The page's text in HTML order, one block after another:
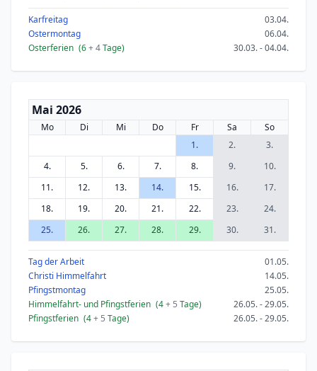
Karfreitag
03.04.
Ostermontag
06.04.
Osterferien (6+ 4Tage) 30.03. - 04.04.
Mai 2026
Mo Di Mi Do Fr Sa
So
1.
2.
3.
4.
5. 6. 7. 8. 9.
10.
11.
12. 13. 14. 15. 16.
17.
18.
19. 20. 21. 22. 23.
24.
25.
26. 27. 28. 29. 30. 31.
Tag der Arbeit
01.05.
Christi Himmelfahrt
14.05.
Pfingstmontag
25.05.
Himmelfahrt- und Pfingstferien (4+ 5 Tage)
26.05. - 29.05.
Pfingstferien (4+ 5 Tage) 26.05. - 29.05.